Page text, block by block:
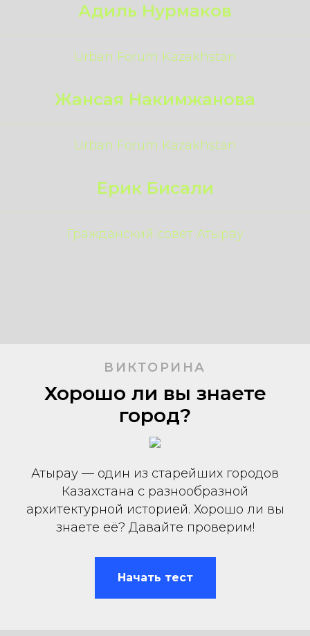
Адиль Нурмаков
Urban Forum Kazakhstan
Жансая Накимжанова
Urban Forum Kazakhstan
Ерик Бисали
Гражданский совет Атырау
ВИКТОРИНА
Хорошо ли вы знаете
город?
Атырау — один из старейших городов
Казахстана с разнообразной
архитектурной историей. Хорошо ли вы
знаете её? Давайте проверим!
Начать тест